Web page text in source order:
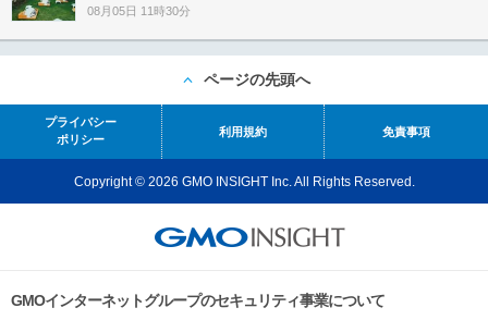
08月05日 11時30分
ページの先頭へ
プライバシー
ポリシー
利用規約 免責事項
Copyright © 2026 GMO INSIGHT Inc. All Rights Reserved.
GMOインターネットグループのセキュリティ事業について